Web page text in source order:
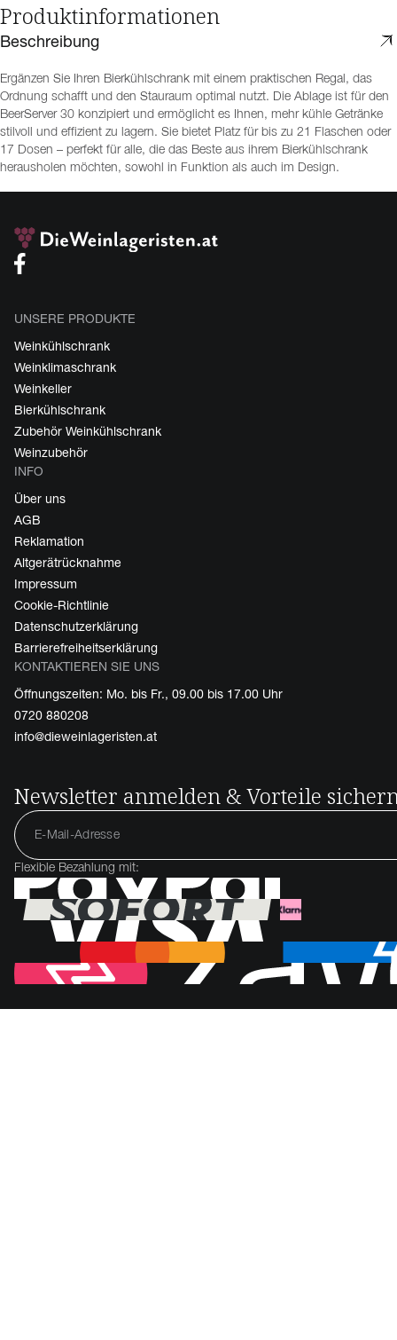
Produktinformationen
Beschreibung
Ergänzen Sie Ihren Bierkühlschrank mit einem praktischen Regal, das
Ordnung schafft und den Stauraum optimal nutzt. Die Ablage ist für den
BeerServer 30 konzipiert und ermöglicht es Ihnen, mehr kühle Getränke
stilvoll und effizient zu lagern. Sie bietet Platz für bis zu 21 Flaschen oder
17 Dosen – perfekt für alle, die das Beste aus ihrem Bierkühlschrank
herausholen möchten, sowohl in Funktion als auch im Design.
UNSERE PRODUKTE
Weinkühlschrank
Weinklimaschrank
Weinkeller
Bierkühlschrank
Zubehör Weinkühlschrank
Weinzubehör
INFO
Über uns
AGB
Reklamation
Altgerätrücknahme
Impressum
Cookie-Richtlinie
Datenschutzerklärung
Barrierefreiheitserklärung
KONTAKTIEREN SIE UNS
Öffnungszeiten: Mo. bis Fr., 09.00 bis 17.00 Uhr
0720 880208
info@dieweinlageristen.at
Newsletter anmelden & Vorteile
Flexible Bezahlung mit: